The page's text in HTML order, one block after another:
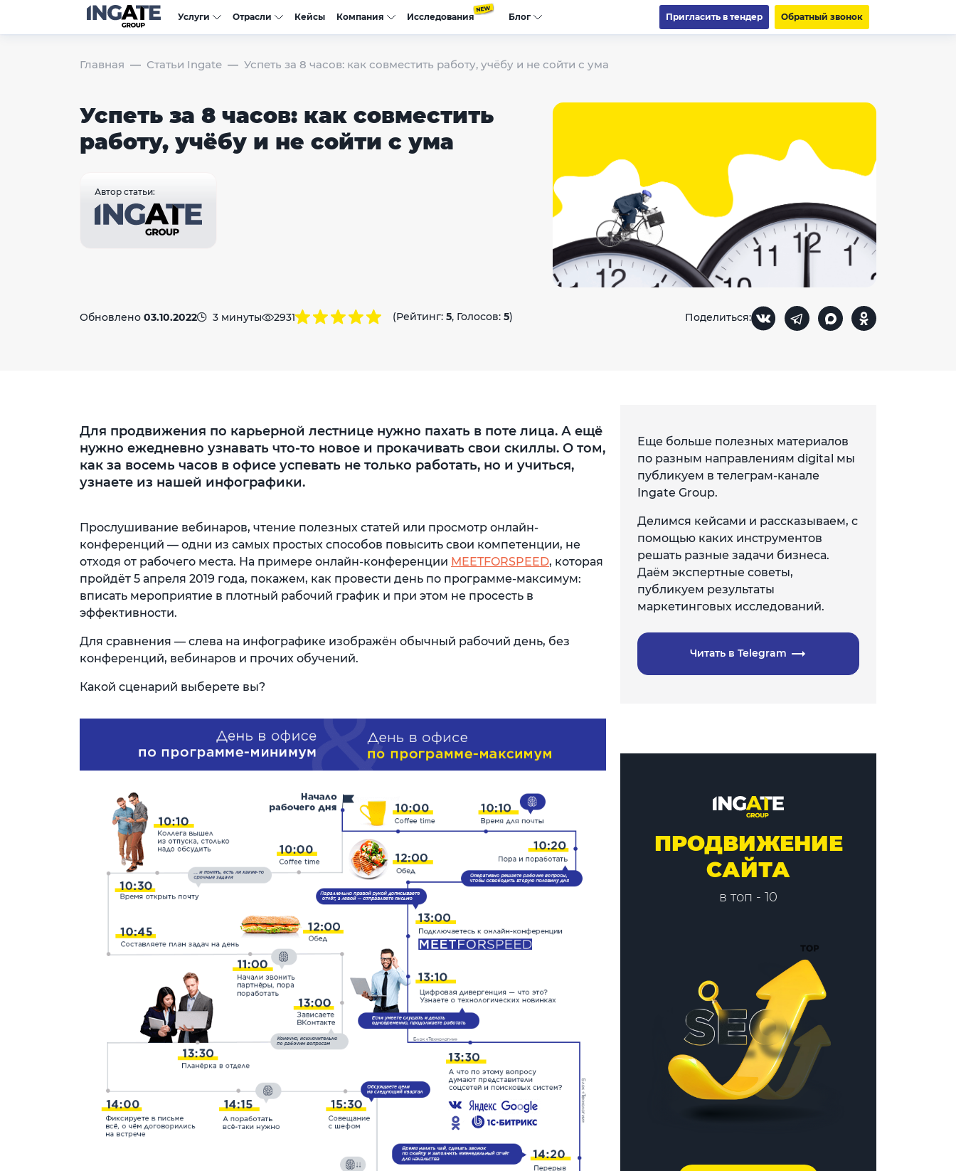
Услуги Отрасли Кейсы Компания Исследования Блог Пригласить в тендер Обратный звонок
Главная Статьи Ingate Успеть за 8 часов: как совместить работу, учёбу и не сойти с ума
Успеть за 8 часов: как совместить
работу, учёбу и не сойти с ума
Автор статьи:
Обновлено 03.10.2022 3 минуты 2931 (Рейтинг: 5, Голосов: 5) Поделиться:
Для продвижения по карьерной лестнице нужно пахать в поте лица. А ещё
нужно ежедневно узнавать что-то новое и прокачивать свои скиллы. О том,
как за восемь часов в офисе успевать не только работать, но и учиться,
узнаете из нашей инфографики.
Прослушивание вебинаров, чтение полезных статей или просмотр онлайн-
конференций — одни из самых простых способов повысить свои компетенции, не
отходя от рабочего места. На примере онлайн-конференции MEETFORSPEED, которая
пройдёт 5 апреля 2019 года, покажем, как провести день по программе-максимум:
вписать мероприятие в плотный рабочий график и при этом не просесть в
эффективности.
Для сравнения — слева на инфографике изображён обычный рабочий день, без
конференций, вебинаров и прочих обучений.
Какой сценарий выберете вы?
Еще больше полезных материалов
по разным направлениям digital мы
публикуем в телеграм-канале
Ingate Group.
Делимся кейсами и рассказываем, с
помощью каких инструментов
решать разные задачи бизнеса.
Даём экспертные советы,
публикуем результаты
маркетинговых исследований.
Читать в Telegram
ПРОДВИЖЕНИЕ
САЙТА
в топ - 10